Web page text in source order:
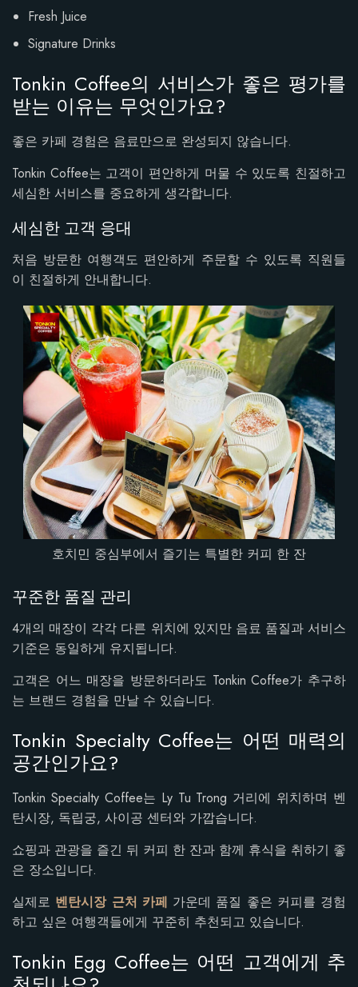
Fresh Juice
Signature Drinks
Tonkin Coffee의 서비스가 좋은 평가를
받는 이유는 무엇인가요?
좋은 카페 경험은 음료만으로 완성되지 않습니다.
Tonkin Coffee는 고객이 편안하게 머물 수 있도록 친절하고
세심한 서비스를 중요하게 생각합니다.
세심한 고객 응대
처음 방문한 여행객도 편안하게 주문할 수 있도록 직원들
이 친절하게 안내합니다.
호치민 중심부에서 즐기는 특별한 커피 한 잔
꾸준한 품질 관리
4개의 매장이 각각 다른 위치에 있지만 음료 품질과 서비스
기준은 동일하게 유지됩니다.
고객은 어느 매장을 방문하더라도 Tonkin Coffee가 추구하
는 브랜드 경험을 만날 수 있습니다.
Tonkin Specialty Coffee는 어떤 매력의
공간인가요?
Tonkin Specialty Coffee는 Ly Tu Trong 거리에 위치하며 벤
탄시장, 독립궁, 사이공 센터와 가깝습니다.
쇼핑과 관광을 즐긴 뒤 커피 한 잔과 함께 휴식을 취하기 좋
은 장소입니다.
실제로 벤탄시장 근처 카페 가운데 품질 좋은 커피를 경험
하고 싶은 여행객들에게 꾸준히 추천되고 있습니다.
Tonkin Egg Coffee는 어떤 고객에게 추